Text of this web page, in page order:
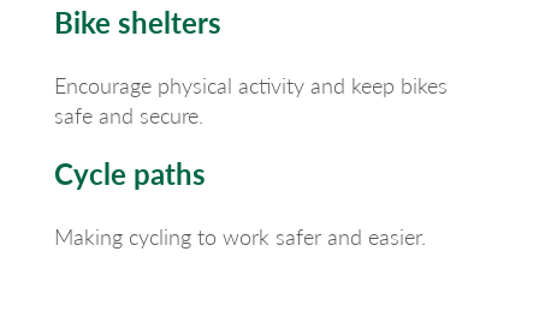
Bike shelters
Encourage physical activity and keep bikes
safe and secure.
Cycle paths
Making cycling to work safer and easier.